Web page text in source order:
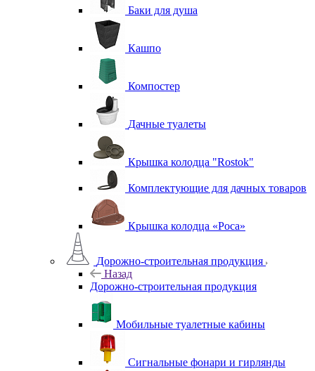
Баки для душа
Кашпо
Компостер
Дачные туалеты
Крышка колодца "Rostok"
Комплектующие для дачных товаров
Крышка колодца «Роса»
Дорожно-строительная продукция
Назад
Дорожно-строительная продукция
Мобильные туалетные кабины
Сигнальные фонари и гирлянды